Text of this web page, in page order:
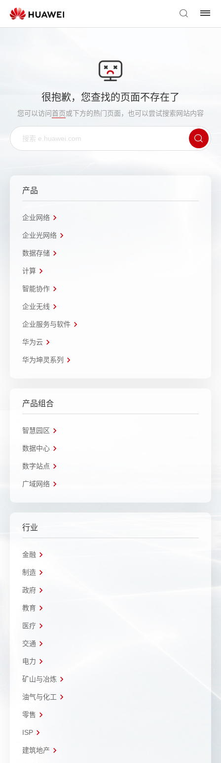
很抱歉，您查找的页面不存在了
您可以访问首页或下方的热门页面，也可以尝试搜索网站内容
产品
企业网络
企业光网络
数据存储
计算
智能协作
企业无线
企业服务与软件
华为云
华为坤灵系列
产品组合
智慧园区
数据中心
数字站点
广域网络
行业
金融
制造
政府
教育
医疗
交通
电力
矿山与冶炼
油气与化工
零售
ISP
建筑地产